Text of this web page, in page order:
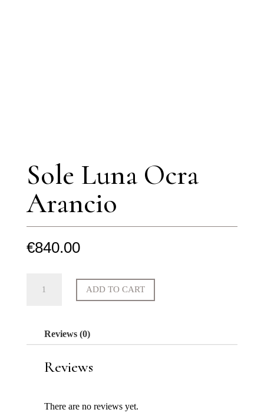
Sole Luna Ocra
Arancio
€840.00
Arancio
quantity
ADD TO CART
Reviews (0)
Reviews
There are no reviews yet.